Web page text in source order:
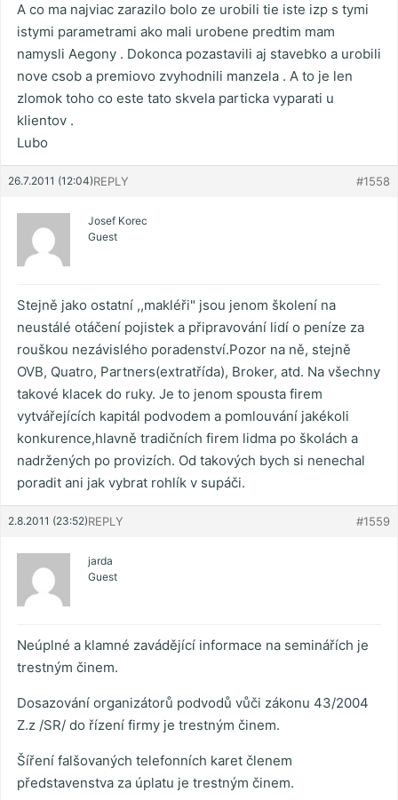
A co ma najviac zarazilo bolo ze urobili tie iste izp s tymi
istymi parametrami ako mali urobene predtim mam
namysli Aegony . Dokonca pozastavili aj stavebko a urobili
nove csob a premiovo zvyhodnili manzela . A to je len
zlomok toho co este tato skvela particka vyparati u
klientov .
Lubo
26.7.2011 (12:04) #1558
REPLY
Josef Korec
Guest
Stejně jako ostatní ,,makléři" jsou jenom školení na
neustálé otáčení pojistek a připravování lidí o peníze za
rouškou nezávislého poradenství.Pozor na ně, stejně
OVB, Quatro, Partners(extratřída), Broker, atd. Na všechny
takové klacek do ruky. Je to jenom spousta firem
vytvářejících kapitál podvodem a pomlouvání jakékoli
konkurence,hlavně tradičních firem lidma po školách a
nadržených po provizích. Od takových bych si nenechal
poradit ani jak vybrat rohlík v supáči.
2.8.2011 (23:52) #1559
REPLY
jarda
Guest
Neúplné a klamné zavádějící informace na seminářích je
trestným činem.
Dosazování organizátorů podvodů vůči zákonu 43/2004
Z.z /SR/ do řízení firmy je trestným činem.
Šíření falšovaných telefonních karet členem
představenstva za úplatu je trestným činem.